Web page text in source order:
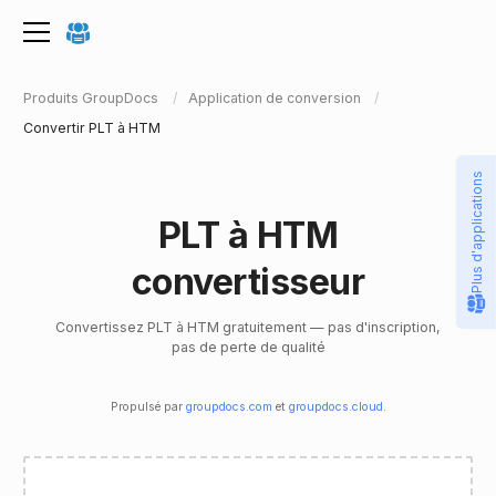
Produits GroupDocs
Application de conversion
Convertir PLT à HTM
PLT à HTM
convertisseur
Convertissez PLT à HTM gratuitement — pas d'inscription,
pas de perte de qualité
Propulsé par groupdocs.com et groupdocs.cloud .
Plus d'applications